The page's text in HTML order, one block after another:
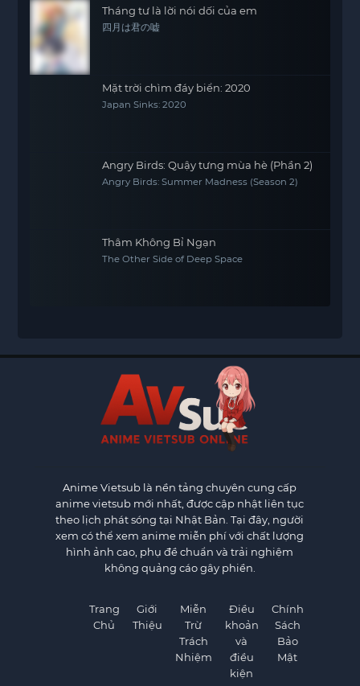
Tháng tư là lời nói dối của em
四月は君の嘘
Mặt trời chìm đáy biển: 2020
Japan Sinks: 2020
Angry Birds: Quậy tưng mùa hè (Phần 2)
Angry Birds: Summer Madness (Season 2)
Thâm Không Bỉ Ngạn
The Other Side of Deep Space
Anime Vietsub là nền tảng chuyên cung cấp
anime vietsub mới nhất, được cập nhật liên tục
theo lịch phát sóng tại Nhật Bản. Tại đây, người
xem có thể xem anime miễn phí với chất lượng
hình ảnh cao, phụ đề chuẩn và trải nghiệm
không quảng cáo gây phiền.
Trang
Chủ
Giới
Thiệu
Miễn
Trừ
Trách
Nhiệm
Điều
khoản
và
điều
kiện
Chính
Sách
Bảo
Mật